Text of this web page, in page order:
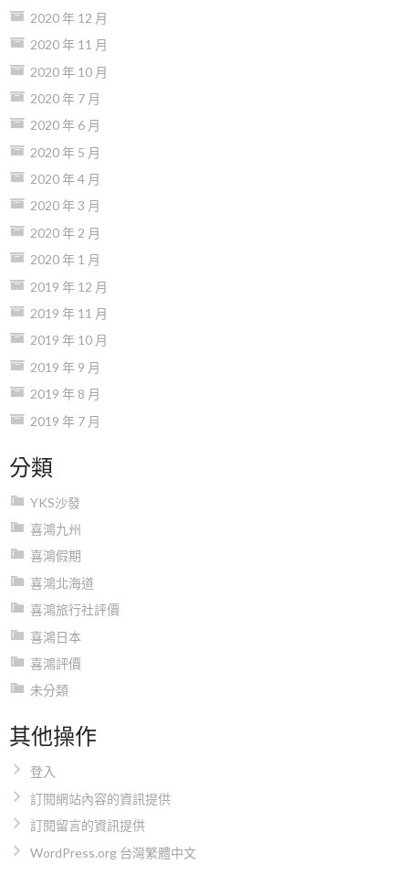
2020 年 12 月
2020 年 11 月
2020 年 10 月
2020 年 7 月
2020 年 6 月
2020 年 5 月
2020 年 4 月
2020 年 3 月
2020 年 2 月
2020 年 1 月
2019 年 12 月
2019 年 11 月
2019 年 10 月
2019 年 9 月
2019 年 8 月
2019 年 7 月
分類
YKS沙發
喜鴻九州
喜鴻假期
喜鴻北海道
喜鴻旅行社評價
喜鴻日本
喜鴻評價
未分類
其他操作
登入
訂閱網站內容的資訊提供
訂閱留言的資訊提供
WordPress.org 台灣繁體中文